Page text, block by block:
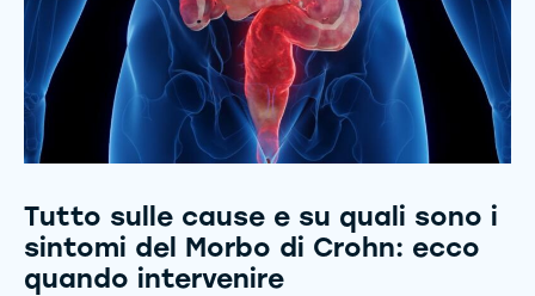
Tutto sulle cause e su quali sono i
sintomi del Morbo di Crohn: ecco
quando intervenire